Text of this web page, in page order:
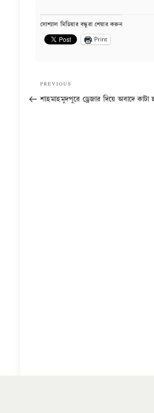
সোশ্যাল মিডিয়ার বন্ধুরা শেয়ার করুন
Print
Post
navigation
Previous
Post
PREVIOUS
শাহমাহমুদপুরে ড্রেজার দিয়ে অবাদে